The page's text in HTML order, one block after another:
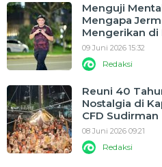
Menguji
Mengapa
Mengerikan di
09 Juni 2026 15:32
Redaksi
Reuni 40
Nostalgia di
CFD Sudirman
08 Juni 2026 09:21
Redaksi